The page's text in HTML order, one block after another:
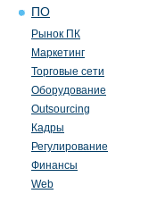
ПО
Рынок ПК
Маркетинг
Торговые сети
Оборудование
Outsourcing
Кадры
Регулирование
Финансы
Web